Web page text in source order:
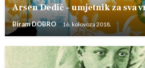
Arsen Dedić – umjetnik za sva
Biram DOBRO 16. kolovoza 2018.